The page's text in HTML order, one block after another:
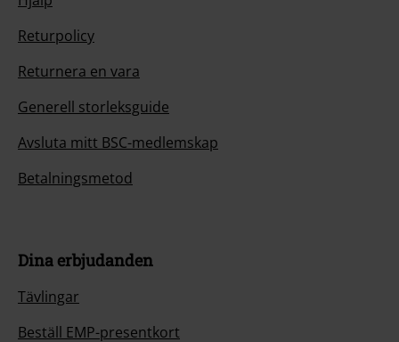
Tävlingar
Beställ EMP-presentkort
Studentrabatt
EMP Backstage Club
Partner-program
Hållbarhet